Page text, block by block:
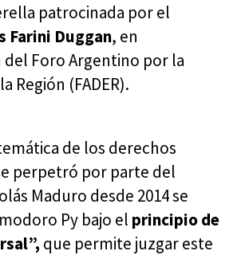
patrocinada por el
Farini Duggan, en
Foro Argentino por la
Región (FADER).
de los derechos
perpetró por parte del
Maduro desde 2014 se
Py bajo el principio de
que permite juzgar este